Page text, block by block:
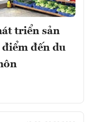
triển sản
đến du